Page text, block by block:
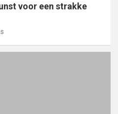
voor een strakke